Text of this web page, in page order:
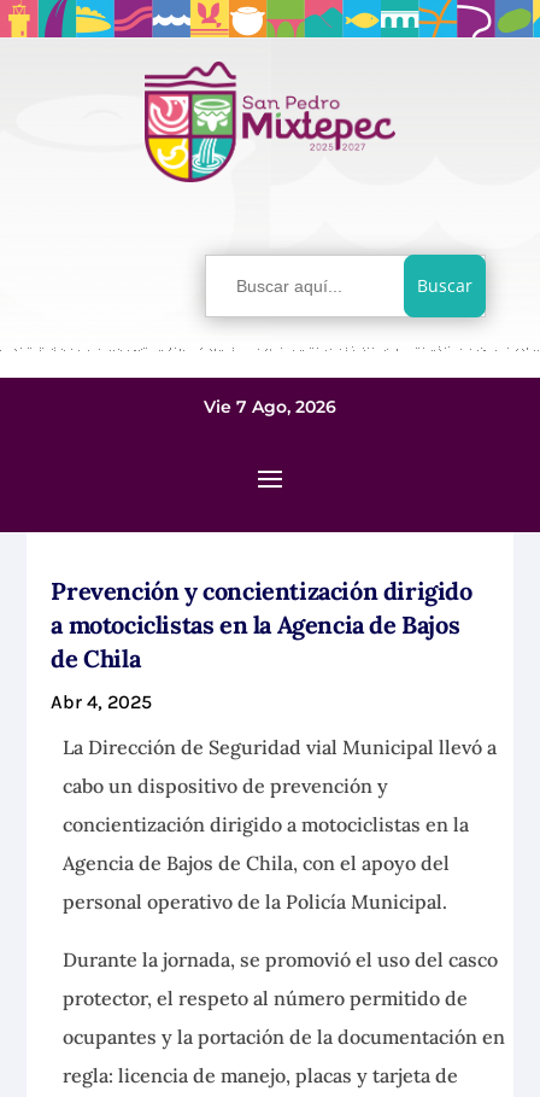
Buscar:
Vie 7 Ago, 2026
Prevención y concientización dirigido
a motociclistas en la Agencia de Bajos
de Chila
Abr 4, 2025
La Dirección de Seguridad vial Municipal llevó a
cabo un dispositivo de prevención y
concientización dirigido a motociclistas en la
Agencia de Bajos de Chila, con el apoyo del
personal operativo de la Policía Municipal.
Durante la jornada, se promovió el uso del casco
protector, el respeto al número permitido de
ocupantes y la portación de la documentación en
regla: licencia de manejo, placas y tarjeta de